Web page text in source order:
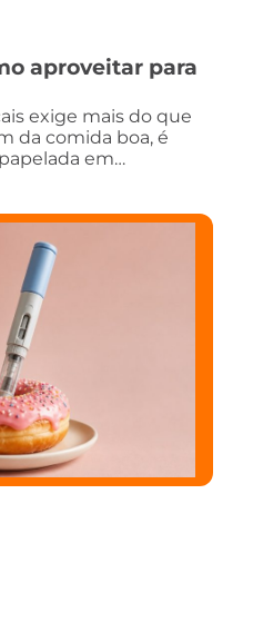
aproveitar para
exige mais do que
da comida boa, é
em…